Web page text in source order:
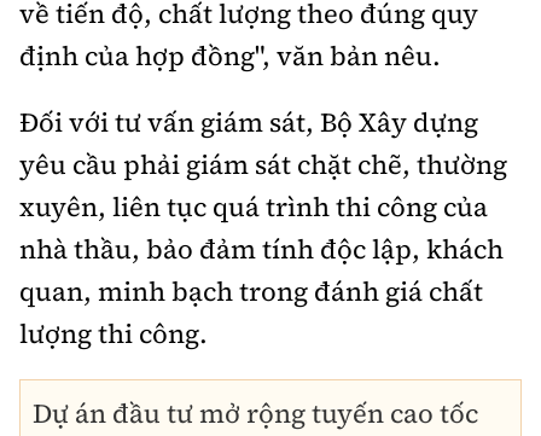
về tiến độ, chất lượng theo đúng quy
định của hợp đồng", văn bản nêu.
Đối với tư vấn giám sát, Bộ Xây dựng
yêu cầu phải giám sát chặt chẽ, thường
xuyên, liên tục quá trình thi công của
nhà thầu, bảo đảm tính độc lập, khách
quan, minh bạch trong đánh giá chất
lượng thi công.
Dự án đầu tư mở rộng tuyến cao tốc